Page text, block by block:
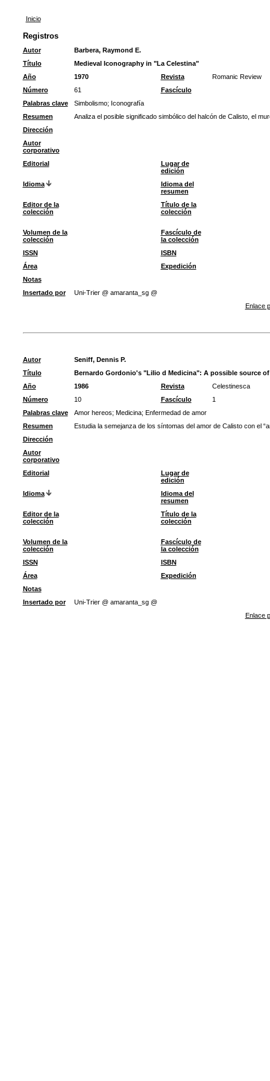
Inicio
Registros
Autor
Barbera, Raymond E.
Título
Medieval Iconography in "La Celestina"
Año
1970 Revista
Romanic Review
Número
61
Fascículo
Palabras clave
Simbolismo; Iconografía
Resumen
Analiza el posible significado simbólico del halcón de Calisto, el
Dirección
Autor
corporativo
Editorial
Lugar de
edición
Idioma
Idioma del
resumen
Editor de la
colección
Título de la
colección
Volumen de la
colección
Fascículo de
la colección
ISSN
ISBN
Área
Expedición
Notas
Insertado por
Uni-Trier @ amaranta_sg @
Enlace
Autor
Seniff, Dennis P.
Título
Bernardo Gordonio's "LiIio d Medicina": A possible source
Año
1986 Revista
Celestinesca
Número
10 Fascículo
1
Palabras clave
Amor hereos; Medicina; Enfermedad de amor
Resumen
Estudia la semejanza de los síntomas del amor de Calisto con el
Dirección
Autor
corporativo
Editorial
Lugar de
edición
Idioma
Idioma del
resumen
Editor de la
colección
Título de la
colección
Volumen de la
colección
Fascículo de
la colección
ISSN
ISBN
Área
Expedición
Notas
Insertado por
Uni-Trier @ amaranta_sg @
Enlace